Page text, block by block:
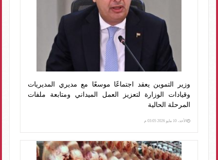
وزير التموين يعقد اجتماعًا موسعًا مع مديري المديريات
وقيادات الوزارة لتعزيز العمل الميداني ومتابعة ملفات
المرحلة الحالية
الأحد، 10 مايو 2026 03:05 م